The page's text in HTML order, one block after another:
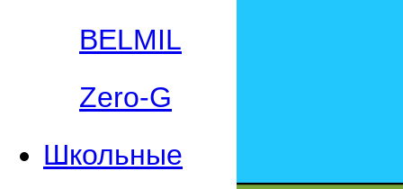
BELMIL
Zero-G
Школьные